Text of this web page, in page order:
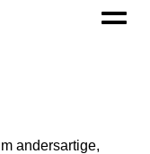
digital
andersartige,